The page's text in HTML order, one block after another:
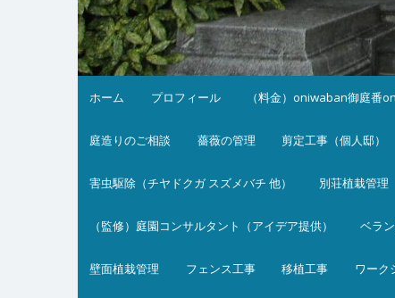
ホーム プロフィール （料金）oniwaban御庭番
庭造りのご相談 薔薇の管理 剪定工事（個人邸）
害虫駆除（チヤドクガ スズメバチ 他） 別荘植栽管理
（監修）庭園コンサルタント（アイデア提供） ベラ
壁面植栽管理 フェンス工事 移植工事 ワーク